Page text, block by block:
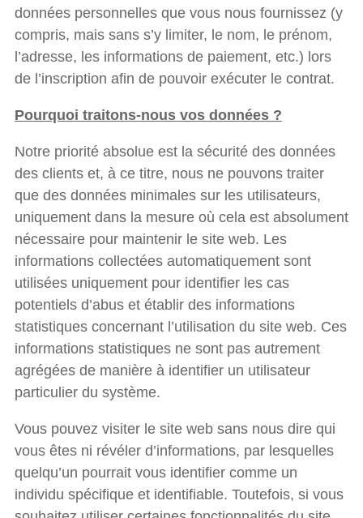
données personnelles que vous nous fournissez (y
compris, mais sans s’y limiter, le nom, le prénom,
l’adresse, les informations de paiement, etc.) lors
de l’inscription afin de pouvoir exécuter le contrat.
Pourquoi traitons-nous vos données ?
Notre priorité absolue est la sécurité des données
des clients et, à ce titre, nous ne pouvons traiter
que des données minimales sur les utilisateurs,
uniquement dans la mesure où cela est absolument
nécessaire pour maintenir le site web. Les
informations collectées automatiquement sont
utilisées uniquement pour identifier les cas
potentiels d’abus et établir des informations
statistiques concernant l’utilisation du site web. Ces
informations statistiques ne sont pas autrement
agrégées de manière à identifier un utilisateur
particulier du système.
Vous pouvez visiter le site web sans nous dire qui
vous êtes ni révéler d’informations, par lesquelles
quelqu’un pourrait vous identifier comme un
individu spécifique et identifiable. Toutefois, si vous